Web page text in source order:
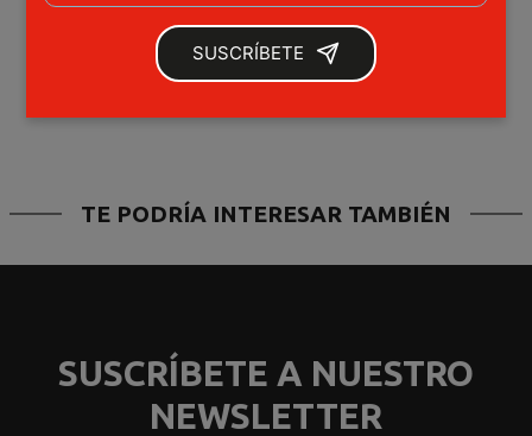
VER TODOS LOS PRODUCTOS
TE PODRÍA INTERESAR TAMBIÉN
SUSCRÍBETE
SUSCRÍBETE A NUESTRO
NEWSLETTER